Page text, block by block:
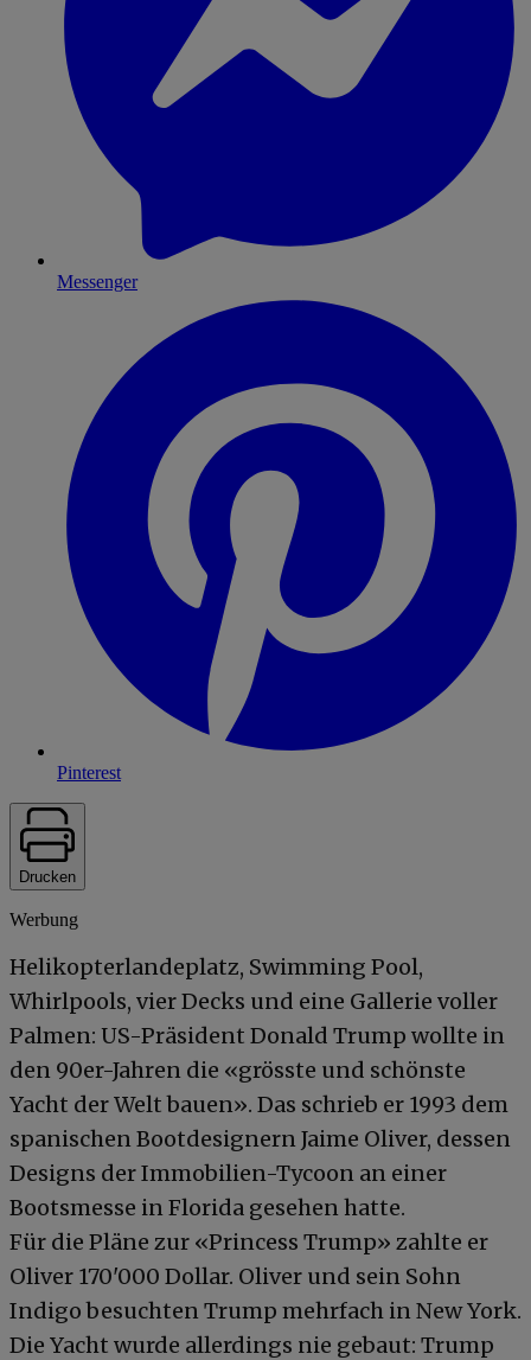
Messenger
Pinterest
Drucken
Werbung
Helikopterlandeplatz, Swimming Pool,
Whirlpools, vier Decks und eine Gallerie voller
Palmen: US-Präsident Donald Trump wollte in
den 90er-Jahren die «grösste und schönste
Yacht der Welt bauen». Das schrieb er 1993 dem
spanischen Bootdesignern Jaime Oliver, dessen
Designs der Immobilien-Tycoon an einer
Bootsmesse in Florida gesehen hatte.
Für die Pläne zur «Princess Trump» zahlte er
Oliver 170'000 Dollar. Oliver und sein Sohn
Indigo besuchten Trump mehrfach in New York.
Die Yacht wurde allerdings nie gebaut: Trump